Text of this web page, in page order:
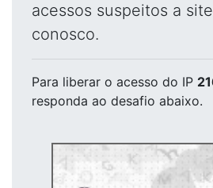
acessos suspeitos a
conosco.
Para liberar o acesso do IP
responda ao desafio abaixo.